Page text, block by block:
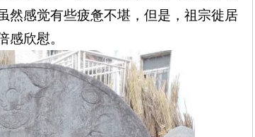
然感觉有些疲惫不堪，但是，祖宗徙居
感欣慰。